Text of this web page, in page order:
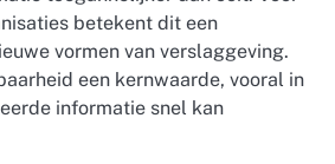
betekent dit een
vormen van verslaggeving.
een kernwaarde, vooral in
informatie snel kan